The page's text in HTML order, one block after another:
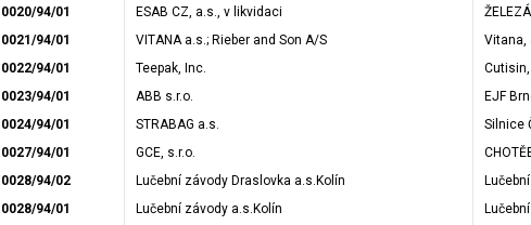
0020/94/01
ESAB CZ, a.s., v likvidaci
0021/94/01
VITANA a.s.; Rieber and Son A/S Vitana,
0022/94/01
Teepak, Inc.
0023/94/01
ABB s.r.o. EJF
0024/94/01
STRABAG a.s. Silnice
0027/94/01
GCE, s.r.o.
0028/94/02
Lučební závody Draslovka a.s.Kolín
0028/94/01
Lučební závody a.s.Kolín